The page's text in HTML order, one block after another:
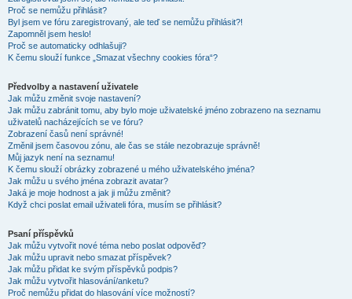
Proč se nemůžu přihlásit?
Byl jsem ve fóru zaregistrovaný, ale teď se nemůžu přihlásit?!
Zapomněl jsem heslo!
Proč se automaticky odhlašuji?
K čemu slouží funkce „Smazat všechny cookies fóra“?
Předvolby a nastavení uživatele
Jak můžu změnit svoje nastavení?
Jak můžu zabránit tomu, aby bylo moje uživatelské jméno zobrazeno na seznamu
uživatelů nacházejících se ve fóru?
Zobrazení časů není správné!
Změnil jsem časovou zónu, ale čas se stále nezobrazuje správně!
Můj jazyk není na seznamu!
K čemu slouží obrázky zobrazené u mého uživatelského jména?
Jak můžu u svého jména zobrazit avatar?
Jaká je moje hodnost a jak ji můžu změnit?
Když chci poslat email uživateli fóra, musím se přihlásit?
Psaní příspěvků
Jak můžu vytvořit nové téma nebo poslat odpověď?
Jak můžu upravit nebo smazat příspěvek?
Jak můžu přidat ke svým příspěvků podpis?
Jak můžu vytvořit hlasování/anketu?
Proč nemůžu přidat do hlasování více možností?